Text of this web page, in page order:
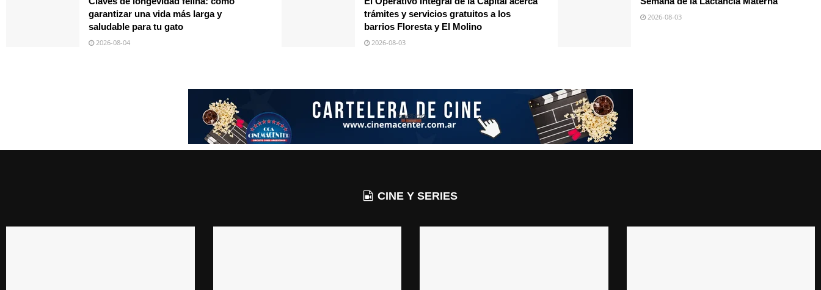
garantizar una vida más larga y
saludable para tu gato
2026-08-04
trámites y servicios gratuitos a los
barrios Floresta y El Molino
2026-08-03
2026-08-03
CINE Y SERIES